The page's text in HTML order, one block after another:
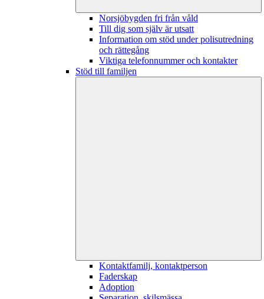
Norsjöbygden fri från våld
Till dig som själv är utsatt
Information om stöd under polisutredning
och rättegång
Viktiga telefonnummer och kontakter
Stöd till familjen
Kontaktfamilj, kontaktperson
Faderskap
Adoption